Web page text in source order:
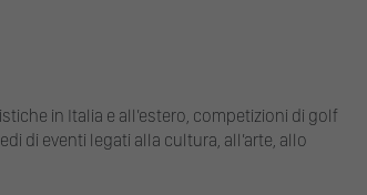
in Italia e all’estero, competizioni di golf
di eventi legati alla cultura, all’arte, allo